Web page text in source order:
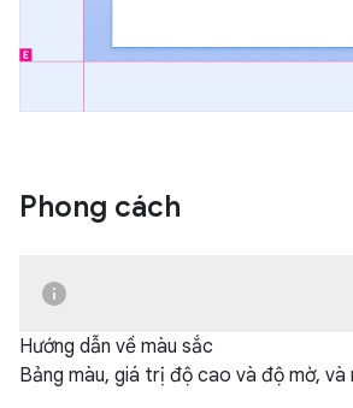
Phong cách
Hướng dẫn về màu sắc
Bảng màu, giá trị độ cao và độ mờ, và